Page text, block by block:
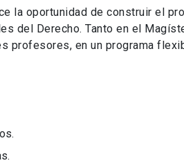
la oportunidad de construir el
del Derecho. Tanto en el
profesores, en un programa